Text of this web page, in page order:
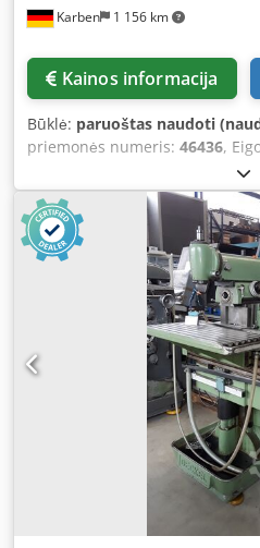
Karben 1 156 km
Kainos informacija
Būklė: paruoštas naudoti
priemonės numeris: 46436,
400 mm horizontali: 200 mm
galvutė, stumdomas -
600 mm - Įvairūs įrankių
Apvalus stalas Ø 280 mm -
Abnock Būklė: patikrinta